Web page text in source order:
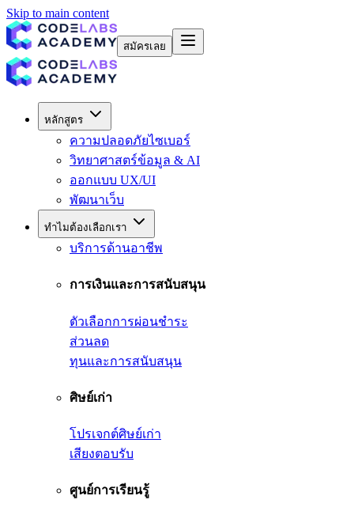
Skip to main content
สมัครเลย
หลักสูตร
ความปลอดภัยไซเบอร์
วิทยาศาสตร์ข้อมูล & AI
ออกแบบ UX/UI
พัฒนาเว็บ
ทำไมต้องเลือกเรา
บริการด้านอาชีพ
การเงินและการสนับสนุน
ตัวเลือกการผ่อนชำระ
ส่วนลด
ทุนและการสนับสนุน
ศิษย์เก่า
โปรเจกต์ศิษย์เก่า
เสียงตอบรับ
ศูนย์การเรียนรู้